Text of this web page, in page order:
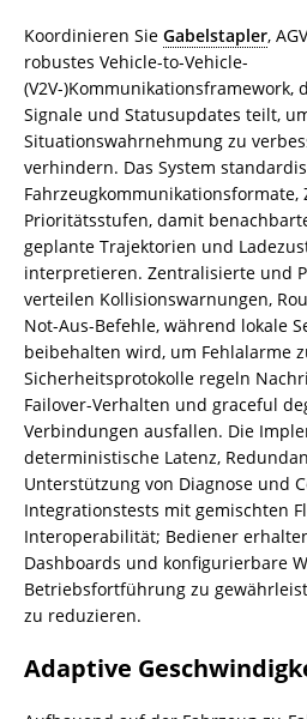
Koordinieren Sie Gabelstapler,
robustes Vehicle-to-Vehicle-
(V2V-)Kommunikationsframework,
Signale und Statusupdates teilt,
Situationswahrnehmung zu
verhindern. Das System
Fahrzeugkommunikationsformate,
Prioritätsstufen, damit
geplante Trajektorien und
interpretieren. Zentralisierte und
verteilen Kollisionswarnungen,
Not-Aus-Befehle, während lokale
beibehalten wird, um Fehlalarme
Sicherheitsprotokolle regeln
Failover-Verhalten und graceful
Verbindungen ausfallen. Die
deterministische Latenz,
Unterstützung von Diagnose und
Integrationstests mit gemischten
Interoperabilität; Bediener
Dashboards und konfigurierbare
Betriebsfortführung zu
zu reduzieren.
Adaptive